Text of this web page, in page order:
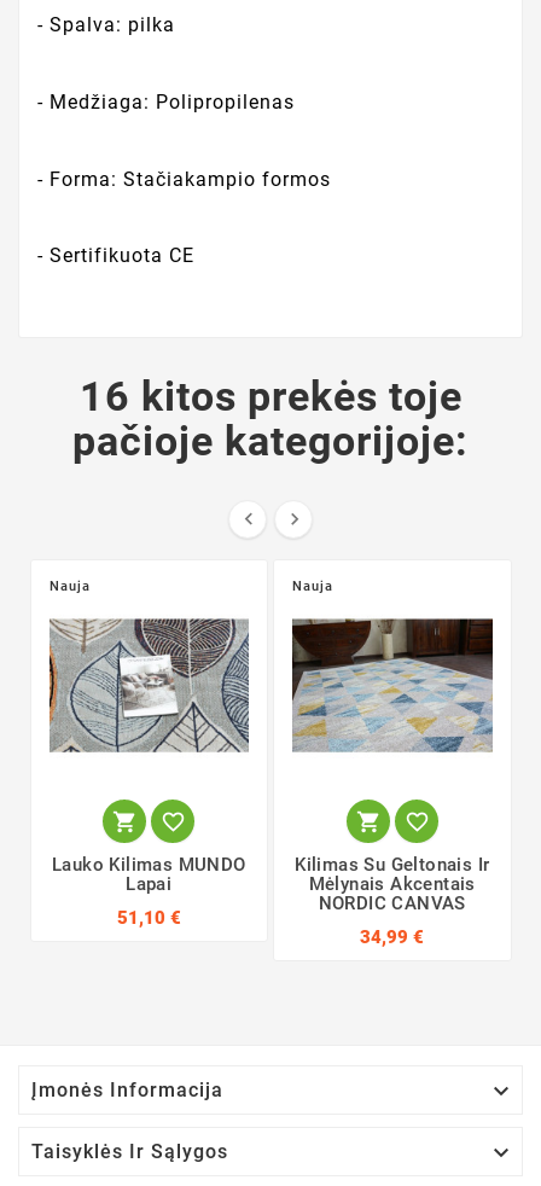
- Spalva: pilka
- Medžiaga: Polipropilenas
- Forma: Stačiakampio formos
- Sertifikuota CE
16 kitos prekės toje
pačioje kategorijoje:
 
Nauja
 
Lauko Kilimas MUNDO
Lapai
51,10 €
Nauja
 
Kilimas Su Geltonais Ir
Mėlynais Akcentais
NORDIC CANVAS
34,99 €
Įmonės Informacija 
Taisyklės Ir Sąlygos 